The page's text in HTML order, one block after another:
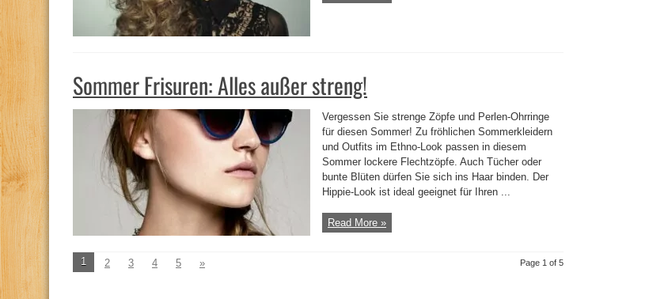
Sommer Frisuren: Alles außer streng!
Vergessen Sie strenge Zöpfe und Perlen-Ohrringe
für diesen Sommer! Zu fröhlichen Sommerkleidern
und Outfits im Ethno-Look passen in diesem
Sommer lockere Flechtzöpfe. Auch Tücher oder
bunte Blüten dürfen Sie sich ins Haar binden. Der
Hippie-Look ist ideal geeignet für Ihren ...
Read More »
Page 1 of 5
1 2 3 4 5 »